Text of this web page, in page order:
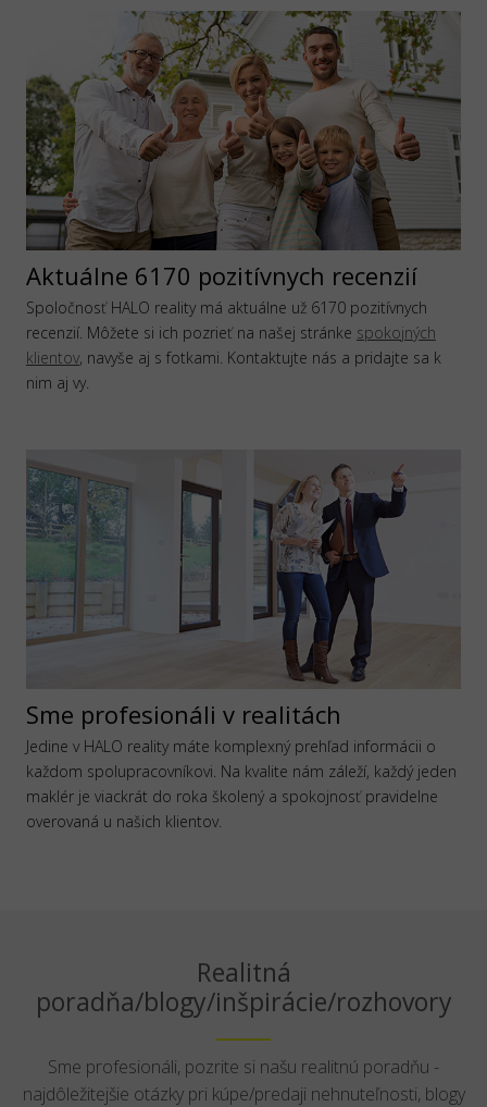
Aktuálne 6170 pozitívnych recenzií
Spoločnosť HALO reality má aktuálne už 6170 pozitívnych
recenzií. Môžete si ich pozrieť na našej stránke spokojných
klientov, navyše aj s fotkami. Kontaktujte nás a pridajte sa k
nim aj vy.
Sme profesionáli v realitách
Jedine v HALO reality máte komplexný prehľad informácii o
každom spolupracovníkovi. Na kvalite nám záleží, každý jeden
maklér je viackrát do roka školený a spokojnosť pravidelne
overovaná u našich klientov.
Realitná
poradňa/blogy/inšpirácie/rozhovory
Sme profesionáli, pozrite si našu realitnú poradňu -
najdôležitejšie otázky pri kúpe/predaji nehnuteľnosti, blogy